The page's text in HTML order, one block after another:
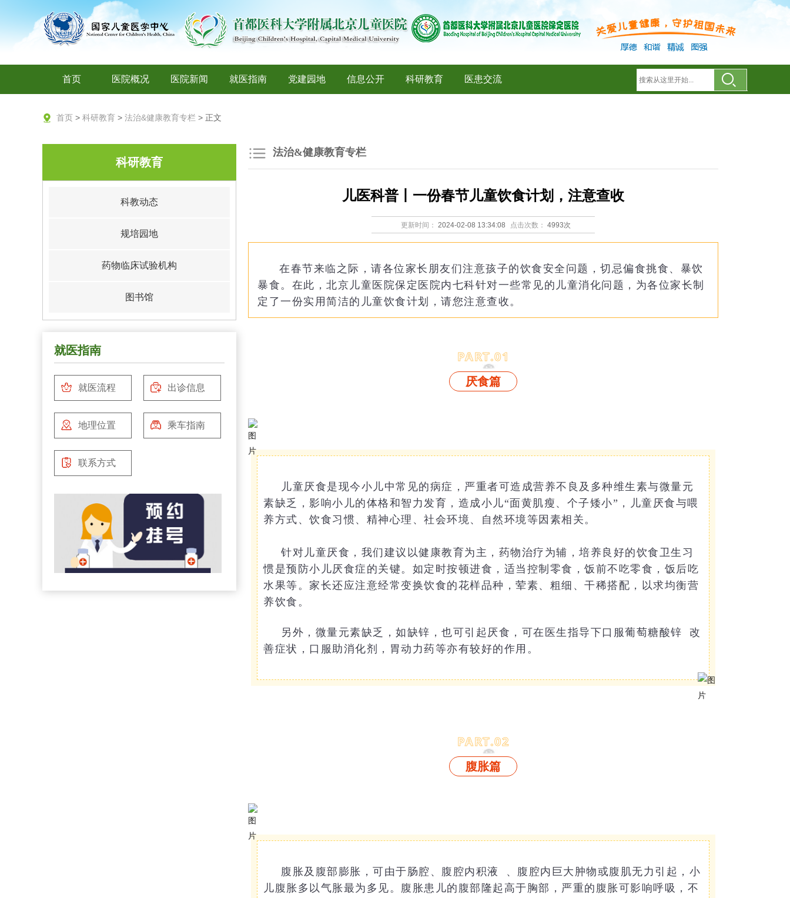
首页 医院概况 医院新闻 就医指南 党建园地 信息公开 科研教育 医患交流
首页 > 科研教育 > 法治&健康教育专栏 > 正文
科研教育
科教动态
规培园地
药物临床试验机构
图书馆
就医指南
就医流程 出诊信息
地理位置 乘车指南
联系方式
法治&健康教育专栏
儿医科普丨一份春节儿童饮食计划，注意查收
更新时间： 2024-02-08 13:34:08 点击次数： 4993次
在春节来临之际，请各位家长朋友们注意孩子的饮食安全问题，切忌偏食挑食、暴饮
暴食。在此，北京儿童医院保定医院内七科针对一些常见的儿童消化问题，为各位家长制
定了一份实用简洁的儿童饮食计划，请您注意查收。
PART.01
厌食篇
儿童厌食是现今小儿中常见的病症，严重者可造成营养不良及多种维生素与微量元
素缺乏，影响小儿的体格和智力发育，造成小儿“面黄肌瘦、个子矮小”，儿童厌食与喂
养方式、饮食习惯、精神心理、社会环境、自然环境等因素相关。
针对儿童厌食，我们建议以健康教育为主，药物治疗为辅，培养良好的饮食卫生习
惯是预防小儿厌食症的关键。如定时按顿进食，适当控制零食，饭前不吃零食，饭后吃
水果等。家长还应注意经常变换饮食的花样品种，荤素、粗细、干稀搭配，以求均衡营
养饮食。
另外，微量元素缺乏，如缺锌，也可引起厌食，可在医生指导下口服葡萄糖酸锌
改
善症状，口服助消化剂，胃动力药等亦有较好的作用。
PART.02
腹胀篇
腹胀及腹部膨胀，可由于肠腔、 腹腔内积液
、腹腔内巨大肿物或腹肌无力引起，小
儿腹胀多以气胀最为多见。腹胀患儿的腹部隆起高于胸部，严重的腹胀可影响呼吸，不